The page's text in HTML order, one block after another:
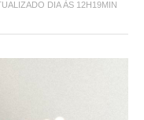
DIA ÀS 12H19MIN